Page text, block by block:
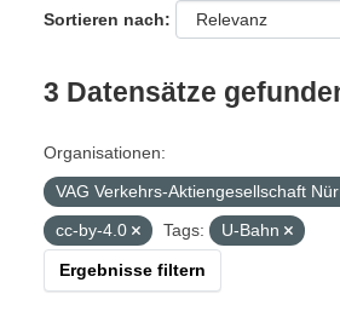
Sortieren nach
3 Datensätze
Organisationen:
VAG Verkehrs-Aktiengesellschaft
cc-by-4.0
Tags: U-Bahn
Ergebnisse filtern